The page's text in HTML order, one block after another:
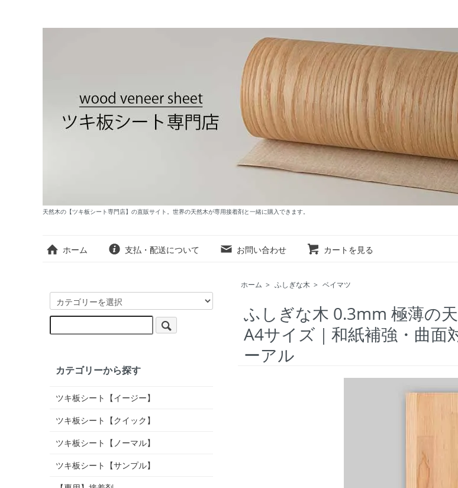
天然木の【ツキ板シート専門店】の直販サイト。世界の天然木が専用接着剤と一緒に購入できます。
ホーム 支払・配送について お問い合わせ カートを見る
ホーム > ふしぎな木 > ベイマツ
ふしぎな木 0.3mm 極薄の
A4サイズ｜和紙補強・曲面
ーアル
カテゴリーから探す
ツキ板シート【イージー】
ツキ板シート【クイック】
ツキ板シート【ノーマル】
ツキ板シート【サンプル】